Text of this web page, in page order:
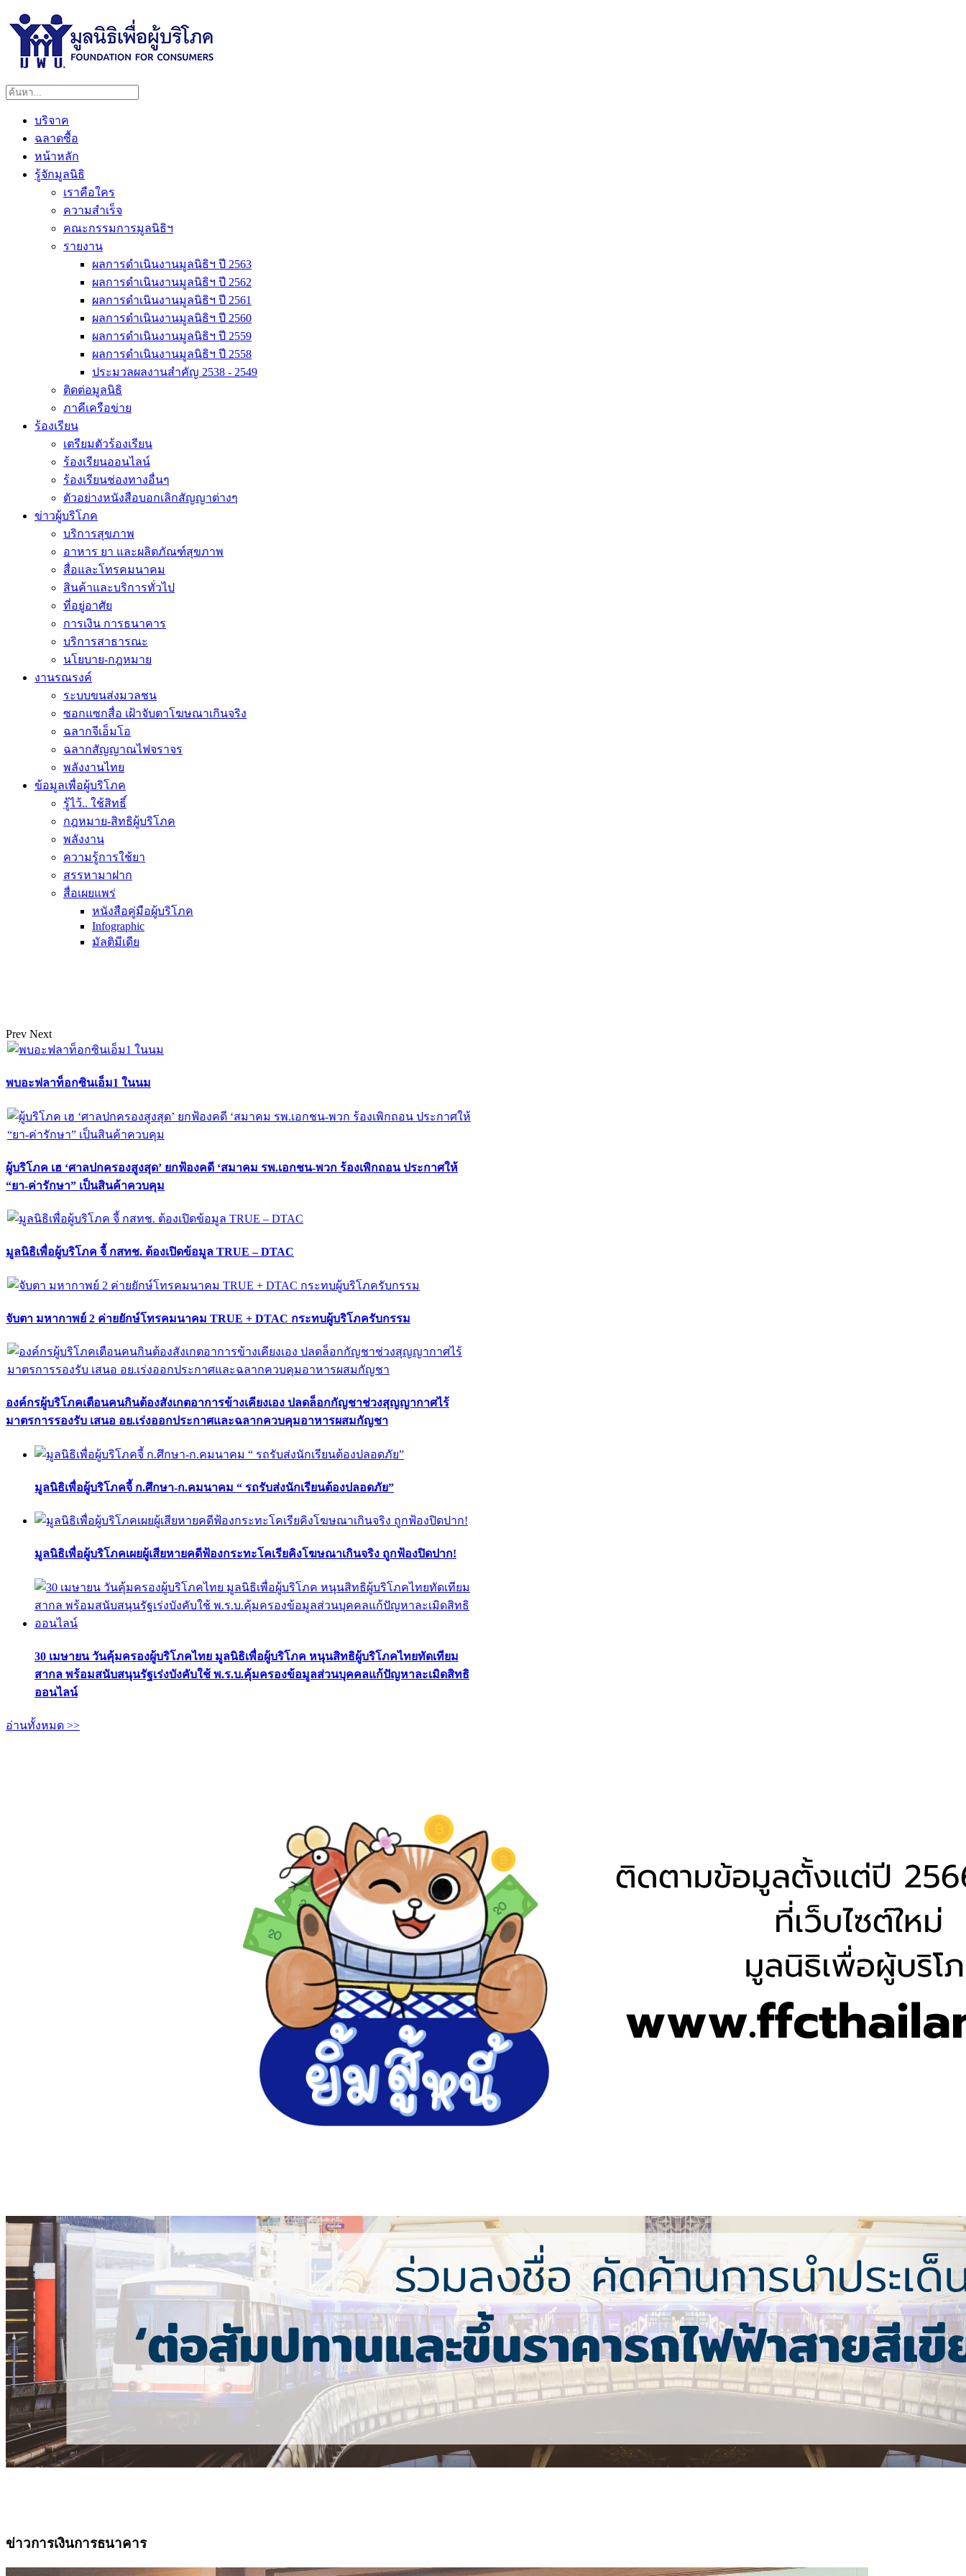
บริจาค
ฉลาดซื้อ
หน้าหลัก
รู้จักมูลนิธิ
เราคือใคร
ความสำเร็จ
คณะกรรมการมูลนิธิฯ
รายงาน
ผลการดำเนินงานมูลนิธิฯ ปี 2563
ผลการดำเนินงานมูลนิธิฯ ปี 2562
ผลการดำเนินงานมูลนิธิฯ ปี 2561
ผลการดำเนินงานมูลนิธิฯ ปี 2560
ผลการดำเนินงานมูลนิธิฯ ปี 2559
ผลการดำเนินงานมูลนิธิฯ ปี 2558
ประมวลผลงานสำคัญ 2538 - 2549
ติดต่อมูลนิธิ
ภาคีเครือข่าย
ร้องเรียน
เตรียมตัวร้องเรียน
ร้องเรียนออนไลน์
ร้องเรียนช่องทางอื่นๆ
ตัวอย่างหนังสือบอกเลิกสัญญาต่างๆ
ข่าวผู้บริโภค
บริการสุขภาพ
อาหาร ยา และผลิตภัณฑ์สุขภาพ
สื่อและโทรคมนาคม
สินค้าและบริการทั่วไป
ที่อยู่อาศัย
การเงิน การธนาคาร
บริการสาธารณะ
นโยบาย-กฎหมาย
งานรณรงค์
ระบบขนส่งมวลชน
ซอกแซกสื่อ เฝ้าจับตาโฆษณาเกินจริง
ฉลากจีเอ็มโอ
ฉลากสัญญาณไฟจราจร
พลังงานไทย
ข้อมูลเพื่อผู้บริโภค
รู้ไว้.. ใช้สิทธิ์
กฎหมาย-สิทธิผู้บริโภค
พลังงาน
ความรู้การใช้ยา
สรรหามาฝาก
สื่อเผยแพร่
หนังสือคู่มือผู้บริโภค
Infographic
มัลติมีเดีย
Prev Next
พบอะฟลาท็อกซินเอ็ม1 ในนม
ผู้บริโภค เฮ ‘ศาลปกครองสูงสุด’ ยกฟ้องคดี ‘สมาคม รพ.เอกชน-พวก ร้องเพิกถอน ประกาศให้
“ยา-ค่ารักษา” เป็นสินค้าควบคุม
มูลนิธิเพื่อผู้บริโภค จี้ กสทช. ต้องเปิดข้อมูล TRUE – DTAC
จับตา มหากาพย์ 2 ค่ายยักษ์โทรคมนาคม TRUE + DTAC กระทบผู้บริโภครับกรรม
องค์กรผู้บริโภคเตือนคนกินต้องสังเกตอาการข้างเคียงเอง ปลดล็อกกัญชาช่วงสุญญากาศไร้
มาตรการรองรับ เสนอ อย.เร่งออกประกาศและฉลากควบคุมอาหารผสมกัญชา
มูลนิธิเพื่อผู้บริโภคจี้ ก.ศึกษา-ก.คมนาคม “ รถรับส่งนักเรียนต้องปลอดภัย”
มูลนิธิเพื่อผู้บริโภคเผยผู้เสียหายคดีฟ้องกระทะโคเรียคิงโฆษณาเกินจริง ถูกฟ้องปิดปาก!
30 เมษายน วันคุ้มครองผู้บริโภคไทย มูลนิธิเพื่อผู้บริโภค หนุนสิทธิผู้บริโภคไทยทัดเทียม
สากล พร้อมสนับสนุนรัฐเร่งบังคับใช้ พ.ร.บ.คุ้มครองข้อมูลส่วนบุคคลแก้ปัญหาละเมิดสิทธิ
ออนไลน์
อ่านทั้งหมด >>
ข่าวการเงินการธนาคาร